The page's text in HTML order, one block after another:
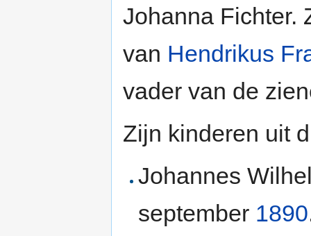
Johanna Fichter.
van Hendrikus
vader van de
Zijn kinderen uit
Johannes
september 1890